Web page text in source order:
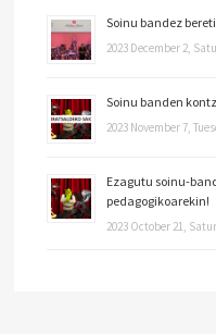
Soinu bandez
2023 December 2,
Soinu banden
2023 November 7,
Ezagutu soinu-
pedagogikoarekin!
2023 October 21,